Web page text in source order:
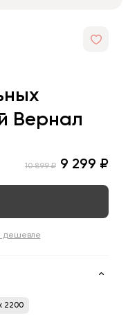
Вернал
10 899 ₽ 9 299 ₽
дешевле
2200